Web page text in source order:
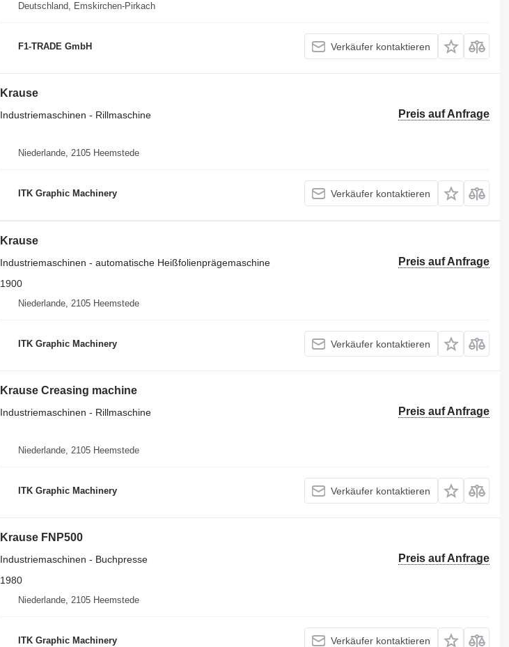
Deutschland, Emskirchen-Pirkach
F1-TRADE GmbH Verkäufer kontaktieren
Krause
Preis auf Anfrage
Industriemaschinen - Rillmaschine
Niederlande, 2105 Heemstede
ITK Graphic Machinery Verkäufer kontaktieren
Krause
Preis auf Anfrage
Industriemaschinen - automatische Heißfolienprägemaschine
1900
Niederlande, 2105 Heemstede
ITK Graphic Machinery Verkäufer kontaktieren
Krause Creasing machine
Preis auf Anfrage
Industriemaschinen - Rillmaschine
Niederlande, 2105 Heemstede
ITK Graphic Machinery Verkäufer kontaktieren
Krause FNP500
Preis auf Anfrage
Industriemaschinen - Buchpresse
1980
Niederlande, 2105 Heemstede
ITK Graphic Machinery Verkäufer kontaktieren